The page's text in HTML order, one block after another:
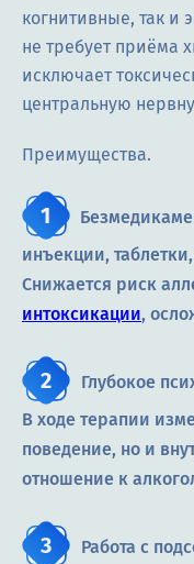
когнитивные, так и
не требует приёма
исключает
центральную
Преимущества.
инъекции,
Снижается риск
интоксикации,
Глубокое
В ходе терапии
поведение, но и
отношение к
Работа с